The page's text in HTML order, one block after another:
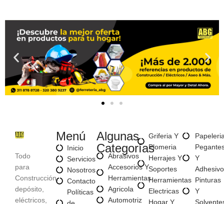
Todo
para
Construcción,
depósito,
eléctricos,
Menú
Inicio
Servicios
Nosotros
Contacto
Políticas
Algunas
Categorías
Abrasivos
Accesorios Y
Herramientas
Agricola
Automotriz
Griferia Y
Plomeria
Herrajes Y
Soportes
Herramientas
Electricas
Hogar Y
Y
Pinturas
Y